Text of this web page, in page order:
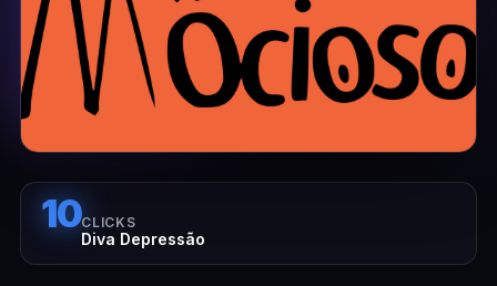
10CLICKS
Diva Depressão